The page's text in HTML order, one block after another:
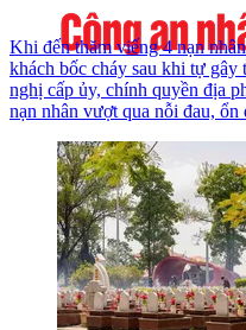
Khi đến thăm viếng 4 nạn
khách bốc cháy sau khi tự
nghị cấp ủy, chính quyền địa
nạn nhân vượt qua nỗi đau, ổn